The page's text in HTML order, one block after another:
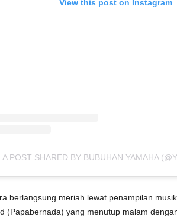
View this post on Instagram
A POST SHARED BY BUBUHAN YAMAHA
berlangsung meriah lewat penampilan
(Papabernada) yang menutup malam